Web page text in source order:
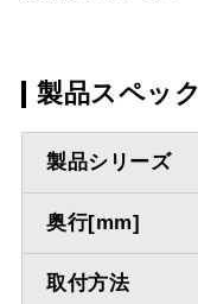
製品スペック
製品シリーズ
奥行[mm]
取付方法